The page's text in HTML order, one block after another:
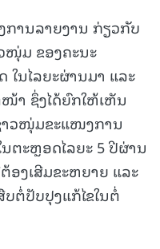
ການລາຍງານ ກ່ຽວກັບ
ໜຸ່ມ ຂອງຄະນະ
ນໄລຍະຜ່ານມາ ແລະ
າ ຊຶ່ງໄດ້ຍົກໃຫ້ເຫັນ
າວໜຸ່ມຂະແໜງການ
ຕະຫຼອດໄລຍະ 5 ປີຜ່ານ
ງເສີມຂະຫຍາຍ ແລະ
ຕໍ່ປັບປຸງແກ້ໄຂໃນຕໍ່